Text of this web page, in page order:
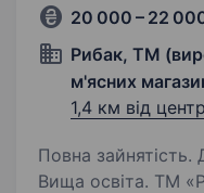
20 000 – 22
Рибак, ТМ
м'ясних
1,4 км від
Повна зайнятість.
Вища освіта. ТМ «Рибак» — це крафтовий